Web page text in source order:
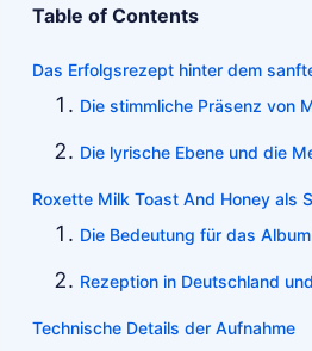
Table of Contents
Das Erfolgsrezept hinter dem
Die stimmliche Präsenz von
Die lyrische Ebene und die
Roxette Milk Toast And Honey als
Die Bedeutung für das
Rezeption in Deutschland
Technische Details der Aufnahme